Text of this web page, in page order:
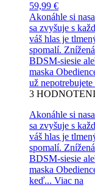
59,99 €
Akonáhle si
sa zvyšuje s
váš hlas je
spomalí.
BDSM-siesie
maska
už
3
Akonáhle si
sa zvyšuje s
váš hlas je
spomalí.
BDSM-siesie
maska
keď... Viac na